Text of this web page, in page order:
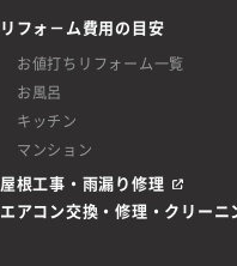
リフォ－ム費用の目安
お値打ちリフォーム一覧
お風呂
キッチン
マンション
屋根工事・雨漏り修理
エアコン交換・修理・クリーニ